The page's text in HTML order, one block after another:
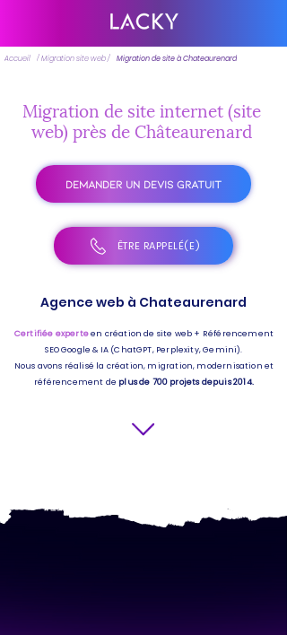
Accueil / Migration site web / Migration de site à Chateaurenard
Migration de site internet (site
web) près de Châteaurenard
DEMANDER UN DEVIS GRATUIT
ÊTRE RAPPELÉ(E)
Agence web à Chateaurenard
Certifiée experteen création de site web + Référencement
SEO Google & IA (ChatGPT, Perplexity, Gemini).
Nous avons réalisé la création, migration, modernisation et
référencement de plus de 700 projets depuis 2014.